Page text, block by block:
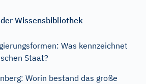
Wissensbibliothek
Was kennzeichnet
Staat?
Worin bestand das große